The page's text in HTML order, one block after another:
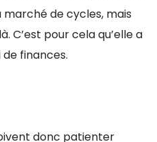
de cycles, mais
C’est pour cela qu’elle a
finances.
donc patienter